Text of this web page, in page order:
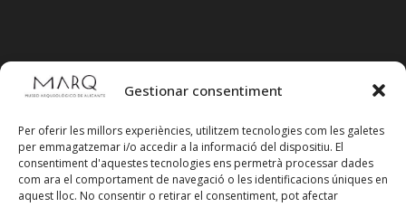
Gestionar consentiment
Per oferir les millors experiències, utilitzem tecnologies com les galetes
per emmagatzemar i/o accedir a la informació del dispositiu. El
consentiment d'aquestes tecnologies ens permetrà processar dades
com ara el comportament de navegació o les identificacions úniques en
aquest lloc. No consentir o retirar el consentiment, pot afectar